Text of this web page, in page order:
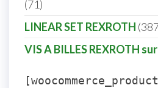
71
LINEAR SET REXROTH
VIS A BILLES REXROTH